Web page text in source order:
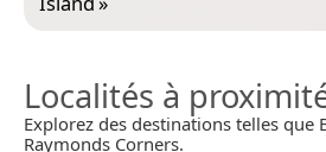
Localités à
Explorez des destinations telles que
Raymonds Corners.